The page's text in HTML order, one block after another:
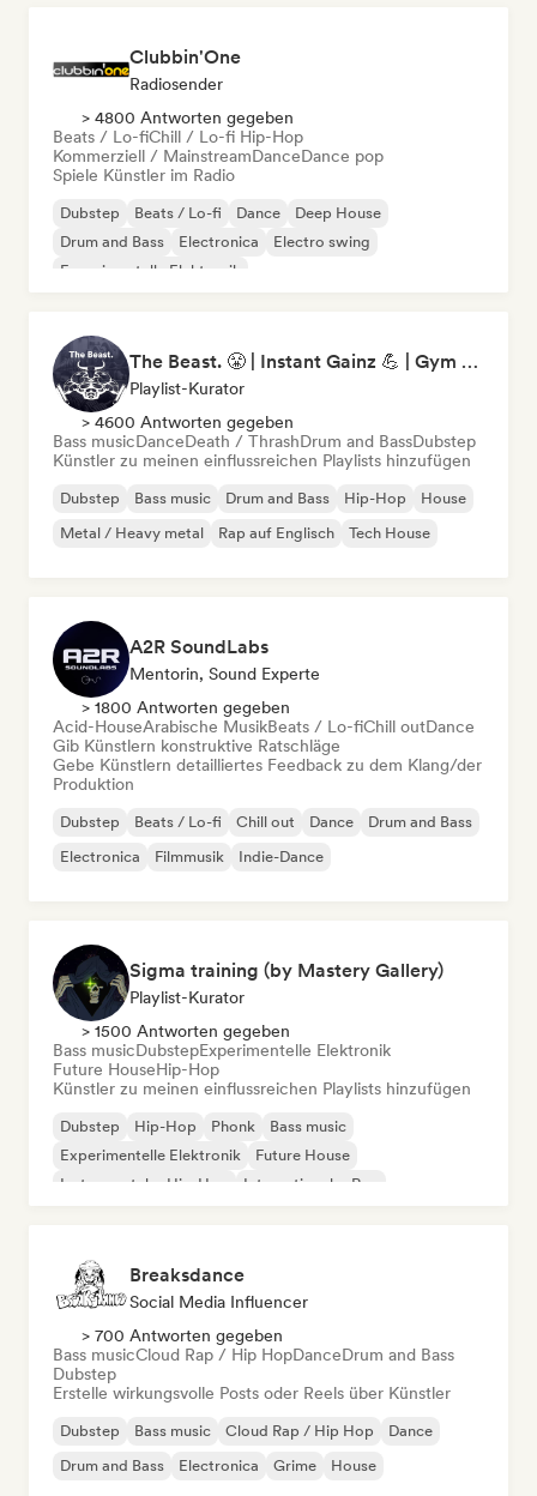
Clubbin'One
Radiosender
> 4800 Antworten gegeben
Beats / Lo-fiChill / Lo-fi Hip-Hop
Kommerziell / MainstreamDanceDance pop
Spiele Künstler im Radio
Dubstep Beats / Lo-fi Dance
Deep House
Drum and Bass
Electronica
Electro swing
Experimentelle Elektronik
The Beast. 😤 | Instant Gainz 💪 | Gym Workout & Motivation Music 🏋️
Playlist-Kurator
> 4600 Antworten gegeben
Bass musicDanceDeath / ThrashDrum and BassDubstep
Künstler zu meinen einflussreichen Playlists hinzufügen
Dubstep Bass music Drum and Bass Hip-Hop
House
Metal / Heavy metal
Rap auf Englisch Tech House
A2R SoundLabs
Mentorin, Sound Experte
> 1800 Antworten gegeben
Acid-HouseArabische MusikBeats / Lo-fiChill outDance
Gib Künstlern konstruktive Ratschläge
Gebe Künstlern detailliertes Feedback zu dem Klang/der
Produktion
Dubstep Beats / Lo-fi Chill out Dance
Drum and Bass
Electronica
Filmmusik Indie-Dance
Sigma training (by Mastery Gallery)
Playlist-Kurator
> 1500 Antworten gegeben
Bass musicDubstepExperimentelle Elektronik
Future HouseHip-Hop
Künstler zu meinen einflussreichen Playlists hinzufügen
Dubstep Hip-Hop Phonk
Bass music
Experimentelle Elektronik
Future House
Instrumentaler Hip-Hop
Internationaler Rap
Breaksdance
Social Media Influencer
> 700 Antworten gegeben
Bass musicCloud Rap / Hip HopDanceDrum and Bass
Dubstep
Erstelle wirkungsvolle Posts oder Reels über Künstler
Dubstep Bass music Cloud Rap / Hip Hop
Dance
Drum and Bass
Electronica Grime House